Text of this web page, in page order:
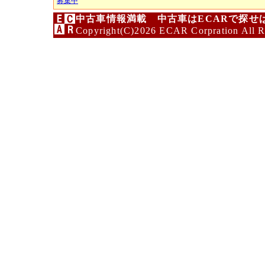
中古車情報満載 中古車はECARで探せ
Copyright(C)2026 ECAR Corpration All